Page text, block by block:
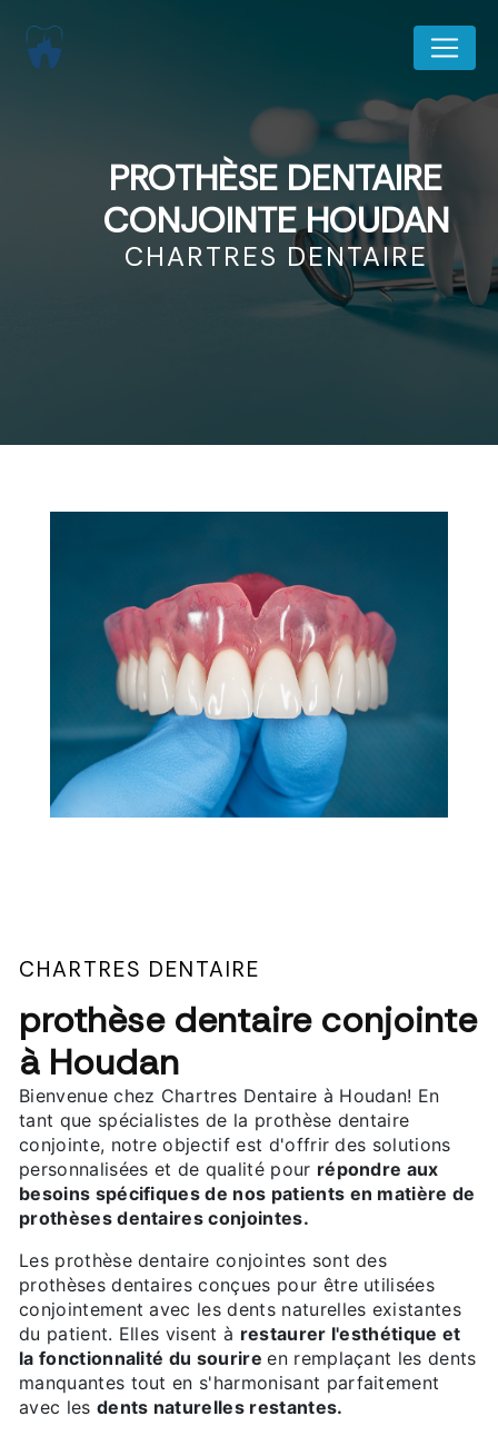
PROTHÈSE DENTAIRE
CONJOINTE HOUDAN
CHARTRES DENTAIRE
CHARTRES DENTAIRE
prothèse dentaire conjointe
à Houdan
Bienvenue chez Chartres Dentaire à Houdan! En
tant que spécialistes de la prothèse dentaire
conjointe, notre objectif est d'offrir des solutions
personnalisées et de qualité pour répondre aux
besoins spécifiques de nos patients en matière de
prothèses dentaires conjointes.
Les prothèse dentaire conjointes sont des
prothèses dentaires conçues pour être utilisées
conjointement avec les dents naturelles existantes
du patient. Elles visent à restaurer l'esthétique et
la fonctionnalité du sourireen remplaçant les dents
manquantes tout en s'harmonisant parfaitement
avec les dents naturelles restantes.